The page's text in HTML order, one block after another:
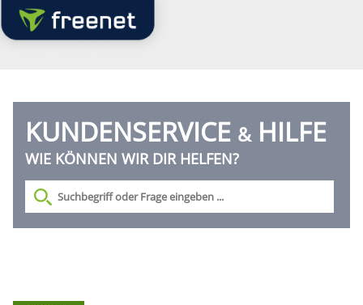
KUNDENSERVICE &HILFE
WIE KÖNNEN WIR DIR HELFEN?